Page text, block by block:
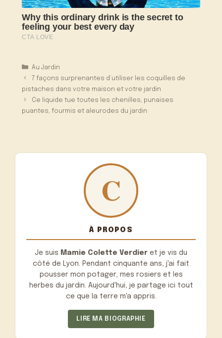
Catégories
Au Jardin
7 façons surprenantes d’utiliser les coquilles de
pistaches dans votre maison et votre jardin
Ce liquide tue toutes les chenilles, punaises
puantes, fourmis et aleurodes du jardin
À PROPOS
Je suis Mamie Colette Verdier et je vis du
côté de Lyon. Pendant cinquante ans, j'ai fait
pousser mon potager, mes rosiers et les
herbes du jardin. Aujourd'hui, je partage ici tout
ce que la terre m'a appris.
LIRE MA BIOGRAPHIE